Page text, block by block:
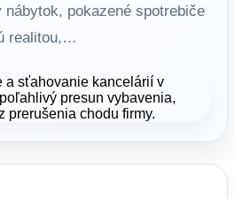
nábytok, pokazené spotrebiče
realitou,…